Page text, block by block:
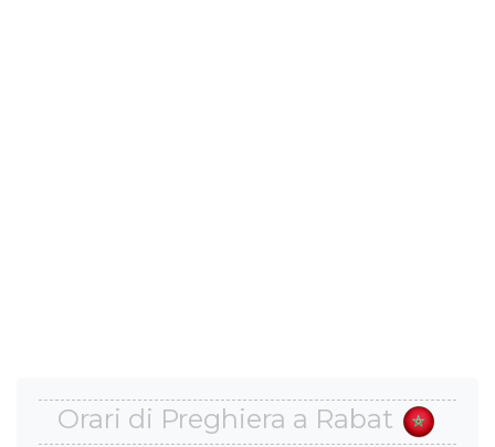
Orari di Preghiera a Rabat